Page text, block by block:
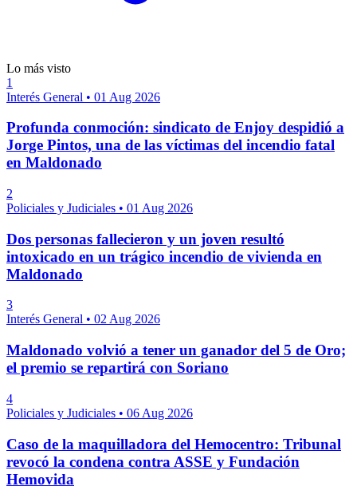
Lo más visto
1
Interés General • 01 Aug 2026
Profunda conmoción: sindicato de Enjoy despidió a
Jorge Pintos, una de las víctimas del incendio fatal
en Maldonado
2
Policiales y Judiciales • 01 Aug 2026
Dos personas fallecieron y un joven resultó
intoxicado en un trágico incendio de vivienda en
Maldonado
3
Interés General • 02 Aug 2026
Maldonado volvió a tener un ganador del 5 de Oro;
el premio se repartirá con Soriano
4
Policiales y Judiciales • 06 Aug 2026
Caso de la maquilladora del Hemocentro: Tribunal
revocó la condena contra ASSE y Fundación
Hemovida